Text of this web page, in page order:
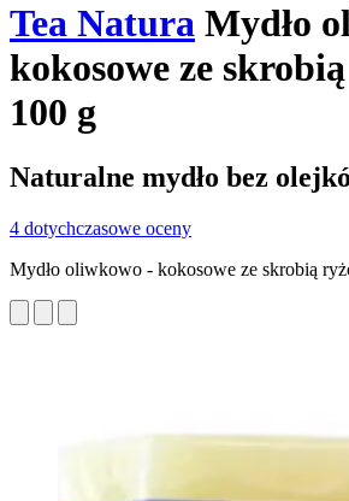
Tea Natura Mydło
kokosowe ze
100 g
Naturalne mydło bez
4 dotychczasowe oceny
Mydło oliwkowo - kokosowe ze skrobią